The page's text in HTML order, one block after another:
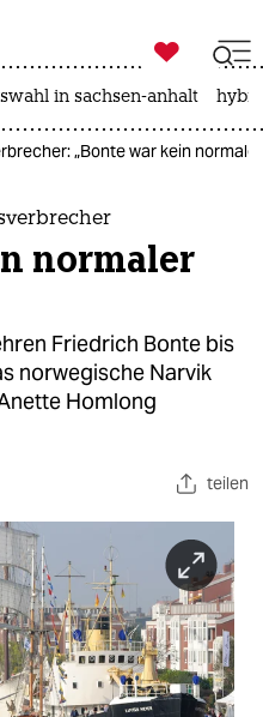

taz zahl ich
in sachsen-anhalt
„Bonte war kein
normaler
Friedrich Bonte bis
norwegische Narvik
Homlong
teilen